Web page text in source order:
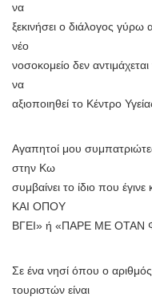
να
ξεκινήσει ο διάλογος γύρω
νέο
νοσοκομείο δεν
να
αξιοποιηθεί το Κέντρο
Αγαπητοί μου
στην Κω
συμβαίνει το ίδιο που
ΚΑΙ ΟΠΟΥ
ΒΓΕΙ» ή «ΠΑΡΕ ΜΕ ΟΤΑΝ
Σε ένα νησί όπου ο
τουριστών είναι